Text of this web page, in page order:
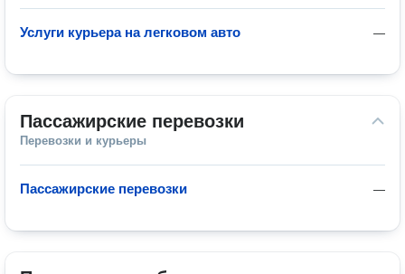
—
Услуги курьера на легковом авто
Пассажирские перевозки
Перевозки и курьеры
—
Пассажирские перевозки